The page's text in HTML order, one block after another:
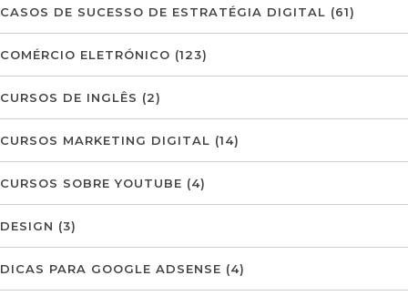
CASOS DE SUCESSO DE ESTRATÉGIA DIGITAL (61)
COMÉRCIO ELETRÓNICO (123)
CURSOS DE INGLÊS (2)
CURSOS MARKETING DIGITAL (14)
CURSOS SOBRE YOUTUBE (4)
DESIGN (3)
DICAS PARA GOOGLE ADSENSE (4)